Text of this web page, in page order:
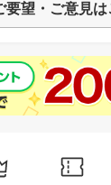
要望・ご意見は